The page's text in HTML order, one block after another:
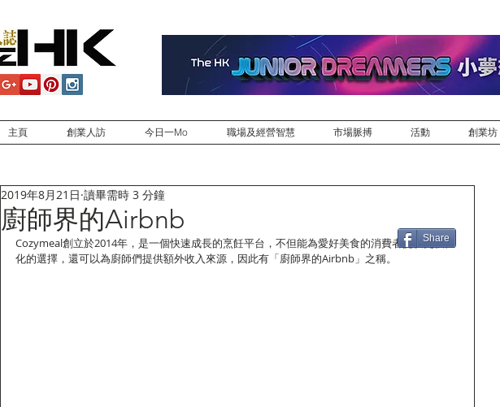
主頁 創業人訪 今日一Mo 職場及經營智慧 市場脈搏 活動 創業坊
廚師界的Airbnb
2019年8月21日 讀畢需時 3 分鐘
Cozymeal創立於2014年，是一個快速成長的烹飪平台，不但能為愛好美食的消費者提供更個性
化的選擇，還可以為廚師們提供額外收入來源，因此有「廚師界的Airbnb」之稱。
Share